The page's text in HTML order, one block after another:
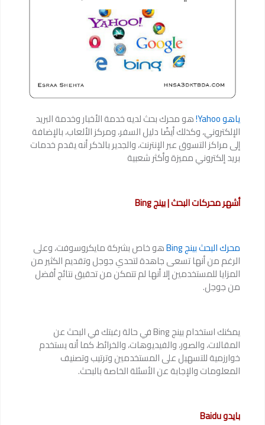
ياهو Yahoo! هو محرك بحث لديه خدمة الأخبار وخدمة البريد
الإلكتروني، وكذلك أيضًا دليل السفر، ومركز الألعاب، بالإضافة
إلى مراكز التسوق عبر الإنترنت، والجدير بالذكر أنه يقدم خدمات
بريد إلكتروني مميزة وأكثر شعبية
أشهر محركات البحث | بينج Bing
محرك البحث بينج Bing هو خاص بشركة مايكروسوفت، وعلى
الرغم من أنها تسعى جاهدة لتحدي جوجل وتقديم الكثير من
المزايا للمستخدمين إلا أنها لم تتمكن من تحقيق نتائج أفضل
من جوجل.
يمكنك استخدام بينج Bing في حالة رغبتك في البحث عن
المقالات، والصور، والفيديوهات، والخرائط، كما أنه يستخدم
خوارزمية للتسهيل على المستخدمين وترتيب وتصنيف
المعلومات والإجابة عن الأسئلة الخاصة بالبحث.
بايدو Baidu